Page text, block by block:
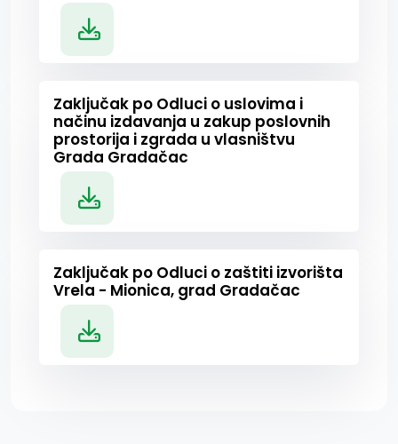
Zaključak po Odluci o uslovima i
načinu izdavanja u zakup poslovnih
prostorija i zgrada u vlasništvu
Grada Gradačac
Zaključak po Odluci o zaštiti izvorišta
Vrela - Mionica, grad Gradačac